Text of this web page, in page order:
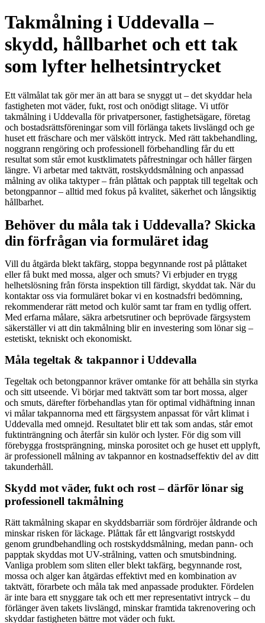
Takmålning i Uddevalla –
skydd, hållbarhet och ett tak
som lyfter helhetsintrycket
Ett välmålat tak gör mer än att bara se snyggt ut – det skyddar hela
fastigheten mot väder, fukt, rost och onödigt slitage. Vi utför
takmålning i Uddevalla för privatpersoner, fastighetsägare, företag
och bostadsrättsföreningar som vill förlänga takets livslängd och ge
huset ett fräschare och mer välskött intryck. Med rätt takbehandling,
noggrann rengöring och professionell förbehandling får du ett
resultat som står emot kustklimatets påfrestningar och håller färgen
längre. Vi arbetar med taktvätt, rostskyddsmålning och anpassad
målning av olika taktyper – från plåttak och papptak till tegeltak och
betongpannor – alltid med fokus på kvalitet, säkerhet och långsiktig
hållbarhet.
Behöver du måla tak i Uddevalla? Skicka
din förfrågan via formuläret idag
Vill du åtgärda blekt takfärg, stoppa begynnande rost på plåttaket
eller få bukt med mossa, alger och smuts? Vi erbjuder en trygg
helhetslösning från första inspektion till färdigt, skyddat tak. När du
kontaktar oss via formuläret bokar vi en kostnadsfri bedömning,
rekommenderar rätt metod och kulör samt tar fram en tydlig offert.
Med erfarna målare, säkra arbetsrutiner och beprövade färgsystem
säkerställer vi att din takmålning blir en investering som lönar sig –
estetiskt, tekniskt och ekonomiskt.
Måla tegeltak & takpannor i Uddevalla
Tegeltak och betongpannor kräver omtanke för att behålla sin styrka
och sitt utseende. Vi börjar med taktvätt som tar bort mossa, alger
och smuts, därefter förbehandlas ytan för optimal vidhäftning innan
vi målar takpannorna med ett färgsystem anpassat för vårt klimat i
Uddevalla med omnejd. Resultatet blir ett tak som andas, står emot
fuktinträngning och återfår sin kulör och lyster. För dig som vill
förebygga frostsprängning, minska porositet och ge huset ett upplyft,
är professionell målning av takpannor en kostnadseffektiv del av ditt
takunderhåll.
Skydd mot väder, fukt och rost – därför lönar sig
professionell takmålning
Rätt takmålning skapar en skyddsbarriär som fördröjer åldrande och
minskar risken för läckage. Plåttak får ett långvarigt rostskydd
genom grundbehandling och rostskyddsmålning, medan pann- och
papptak skyddas mot UV-strålning, vatten och smutsbindning.
Vanliga problem som sliten eller blekt takfärg, begynnande rost,
mossa och alger kan åtgärdas effektivt med en kombination av
taktvätt, förarbete och måla tak med anpassade produkter. Fördelen
är inte bara ett snyggare tak och ett mer representativt intryck – du
förlänger även takets livslängd, minskar framtida takrenovering och
skyddar fastigheten bättre mot väder och fukt.